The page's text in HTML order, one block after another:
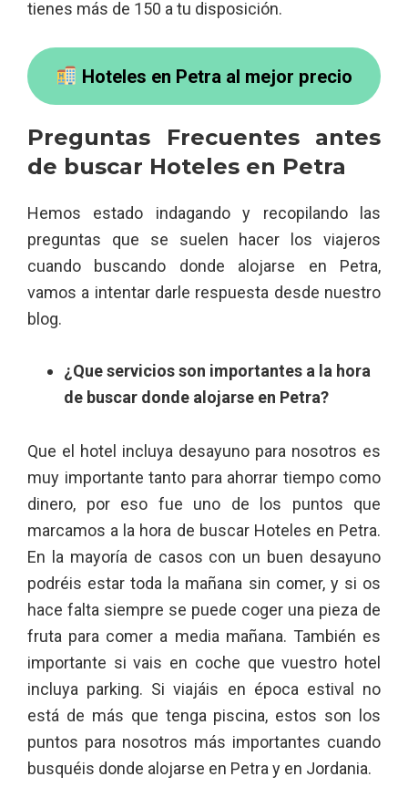
tienes más de 150 a tu disposición.
Hoteles en Petra al mejor precio
Preguntas Frecuentes antes
de buscar Hoteles en Petra
Hemos estado indagando y recopilando las
preguntas que se suelen hacer los viajeros
cuando buscando donde alojarse en Petra,
vamos a intentar darle respuesta desde nuestro
blog.
¿Que servicios son importantes a la hora
de buscar donde alojarse en Petra?
Que el hotel incluya desayuno para nosotros es
muy importante tanto para ahorrar tiempo como
dinero, por eso fue uno de los puntos que
marcamos a la hora de buscar Hoteles en Petra.
En la mayoría de casos con un buen desayuno
podréis estar toda la mañana sin comer, y si os
hace falta siempre se puede coger una pieza de
fruta para comer a media mañana. También es
importante si vais en coche que vuestro hotel
incluya parking. Si viajáis en época estival no
está de más que tenga piscina, estos son los
puntos para nosotros más importantes cuando
busquéis donde alojarse en Petra y en Jordania.